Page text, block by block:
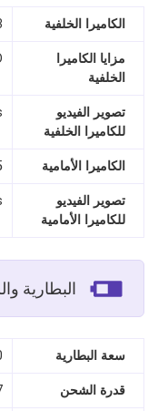
الكاميرا الخلفية
مزايا الكاميرا
الخلفية
تصوير الفيديو
للكاميرا الخلفية
الكاميرا الأمامية 5
تصوير الفيديو
للكاميرا الأمامية
البطارية
سعة البطارية
قدرة الشحن 7